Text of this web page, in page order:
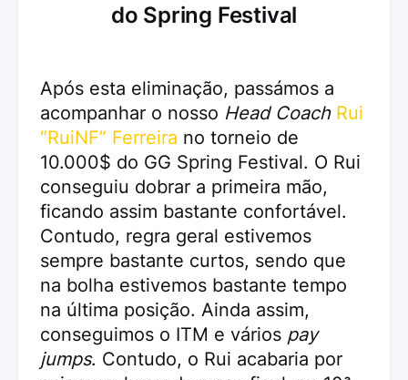
do Spring Festival
Após esta eliminação, passámos a
acompanhar o nosso Head Coach Rui
“RuiNF” Ferreira no torneio de
10.000$ do GG Spring Festival. O Rui
conseguiu dobrar a primeira mão,
ficando assim bastante confortável.
Contudo, regra geral estivemos
sempre bastante curtos, sendo que
na bolha estivemos bastante tempo
na última posição. Ainda assim,
conseguimos o ITM e vários pay
jumps. Contudo, o Rui acabaria por